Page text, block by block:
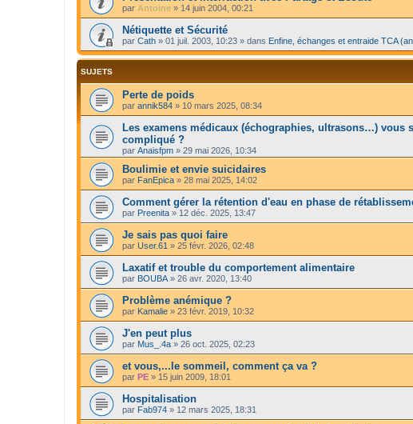
par Antoine » 14 juin 2004, 00:21
Nétiquette et Sécurité
par Cath » 01 juil. 2003, 10:23 » dans Enfine, échanges et entraide TCA
SUJETS
Perte de poids
par annik584 » 10 mars 2025, 08:34
Les examens médicaux (échographies, ultrasons…) vous
compliqué ?
par Anaisfpm » 29 mai 2026, 10:34
Boulimie et envie suicidaires
par FanEpica » 28 mai 2025, 14:02
Comment gérer la rétention d'eau en phase de
par Preenita » 12 déc. 2025, 13:47
Je sais pas quoi faire
par User.61 » 25 févr. 2026, 02:48
Laxatif et trouble du comportement alimentaire
par BOUBA » 26 avr. 2020, 13:40
Problème anémique ?
par Kamalie » 23 févr. 2019, 10:32
J'en peut plus
par Mus_.4a » 26 oct. 2025, 02:23
et vous,...le sommeil, comment ça va ?
par PE » 15 juin 2009, 18:01
Hospitalisation
par Fab974 » 12 mars 2025, 18:31